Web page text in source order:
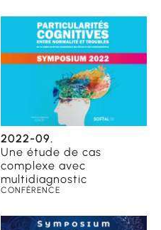
2022-09.
Une étude de cas
complexe avec
multidiagnostic
CONFÉRENCE